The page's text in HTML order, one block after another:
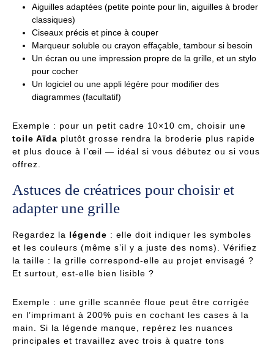
Aiguilles adaptées (petite pointe pour lin, aiguilles à broder
classiques)
Ciseaux précis et pince à couper
Marqueur soluble ou crayon effaçable, tambour si besoin
Un écran ou une impression propre de la grille, et un stylo
pour cocher
Un logiciel ou une appli légère pour modifier des
diagrammes (facultatif)
Exemple : pour un petit cadre 10×10 cm, choisir une
toile Aïda plutôt grosse rendra la broderie plus rapide
et plus douce à l’œil — idéal si vous débutez ou si vous
offrez.
Astuces de créatrices pour choisir et
adapter une grille
Regardez la légende : elle doit indiquer les symboles
et les couleurs (même s’il y a juste des noms). Vérifiez
la taille : la grille correspond-elle au projet envisagé ?
Et surtout, est-elle bien lisible ?
Exemple : une grille scannée floue peut être corrigée
en l’imprimant à 200% puis en cochant les cases à la
main. Si la légende manque, repérez les nuances
principales et travaillez avec trois à quatre tons